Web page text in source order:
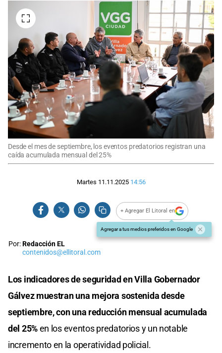
Desde el mes de septiembre, los eventos predatorios registran una
caída acumulada mensual del 25%
Martes 11.11.2025 14:56
+ Agregar El Litoral en
Agregar a tus medios preferidos en Google
Por:Redacción EL
contenidos@ellitoral.com
Los indicadores de seguridad en Villa Gobernador
Gálvez muestran una mejora sostenida desde
septiembre, con una reducción mensual acumulada
del 25%en los eventos predatorios y un notable
incremento en la operatividad policial.